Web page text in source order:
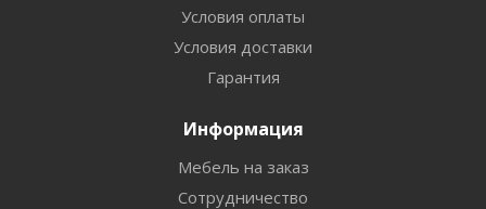
Условия оплаты
Условия доставки
Гарантия
Информация
Мебель на заказ
Сотрудничество